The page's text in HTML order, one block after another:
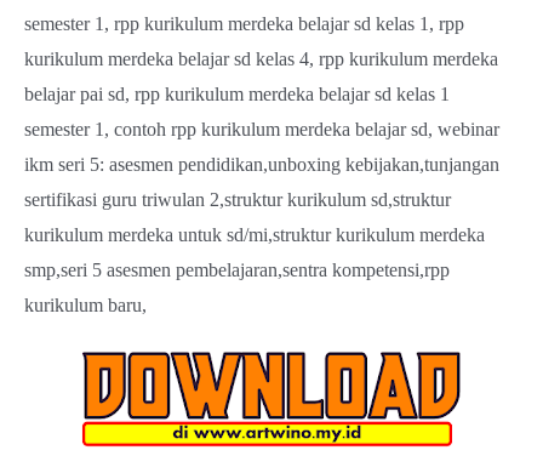
semester 1, rpp kurikulum merdeka belajar sd kelas 1, rpp
kurikulum merdeka belajar sd kelas 4, rpp kurikulum merdeka
belajar pai sd, rpp kurikulum merdeka belajar sd kelas 1
semester 1, contoh rpp kurikulum merdeka belajar sd, webinar
ikm seri 5: asesmen pendidikan,unboxing kebijakan,tunjangan
sertifikasi guru triwulan 2,struktur kurikulum sd,struktur
kurikulum merdeka untuk sd/mi,struktur kurikulum merdeka
smp,seri 5 asesmen pembelajaran,sentra kompetensi,rpp
kurikulum baru,